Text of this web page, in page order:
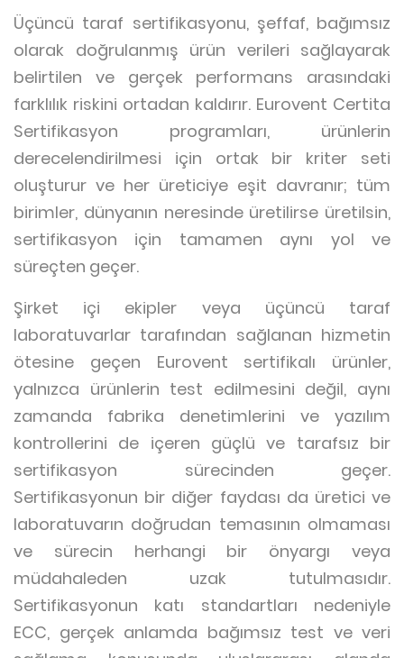
Üçüncü taraf sertifikasyonu, şeffaf, bağımsız
olarak doğrulanmış ürün verileri sağlayarak
belirtilen ve gerçek performans arasındaki
farklılık riskini ortadan kaldırır. Eurovent Certita
Sertifikasyon programları, ürünlerin
derecelendirilmesi için ortak bir kriter seti
oluşturur ve her üreticiye eşit davranır; tüm
birimler, dünyanın neresinde üretilirse üretilsin,
sertifikasyon için tamamen aynı yol ve
süreçten geçer.
Şirket içi ekipler veya üçüncü taraf
laboratuvarlar tarafından sağlanan hizmetin
ötesine geçen Eurovent sertifikalı ürünler,
yalnızca ürünlerin test edilmesini değil, aynı
zamanda fabrika denetimlerini ve yazılım
kontrollerini de içeren güçlü ve tarafsız bir
sertifikasyon sürecinden geçer.
Sertifikasyonun bir diğer faydası da üretici ve
laboratuvarın doğrudan temasının olmaması
ve sürecin herhangi bir önyargı veya
müdahaleden uzak tutulmasıdır.
Sertifikasyonun katı standartları nedeniyle
ECC, gerçek anlamda bağımsız test ve veri